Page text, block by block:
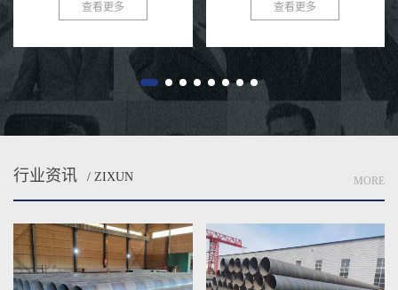
成型、自动双丝双面埋弧焊制成的
查看更多
共识。在污水处理与排放领域，选
查看更多
行业资讯 / ZIXUN MORE